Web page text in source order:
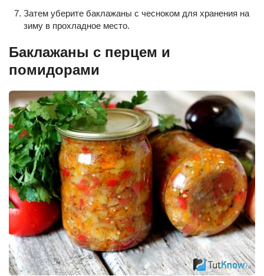
Затем уберите баклажаны с чесноком для хранения на
зиму в прохладное место.
Баклажаны с перцем и
помидорами